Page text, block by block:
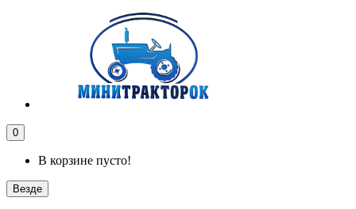
0
В корзине пусто!
Везде